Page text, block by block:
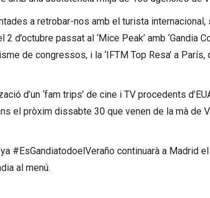
a retrobar-nos amb el turista internacional,
passat al ‘Mice Peak’ amb ‘Gandia
de congressos, i la ‘IFTM Top Resa’ a
d’un ‘fam trips’ de cine i TV procedents
el pròxim dissabte 30 que venen de la mà de
#EsGandiatodoelVeraño continuarà a Madrid
al menú.